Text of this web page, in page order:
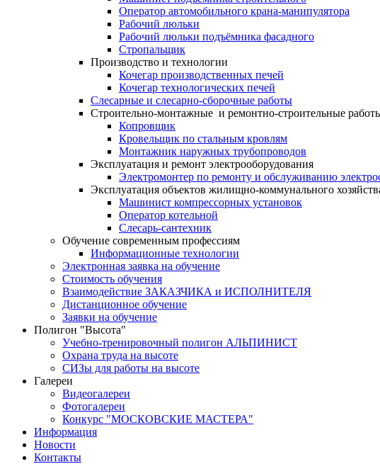
Оператор автомобильного крана-манипулятора
Рабочий люльки
Рабочий люльки подъёмника фасадного
Стропальщик
Производство и технологии
Кочегар производственных печей
Кочегар технологических печей
Слесарные и слесарно-сборочные работы
Строительно-монтажные и ремонтно-строительные
Копровщик
Кровельщик по стальным кровлям
Монтажник наружных трубопроводов
Эксплуатация и ремонт электрооборудования
Электромонтер по ремонту и обслуживанию
Эксплуатация объектов жилищно-коммунального
Машинист компрессорных установок
Оператор котельной
Слесарь-сантехник
Обучение современным профессиям
Информационные технологии
Электронная заявка на обучение
Стоимость обучения
Взаимодействие ЗАКАЗЧИКА и ИСПОЛНИТЕЛЯ
Дистанционное обучение
Заявки на обучение
Полигон "Высота"
Учебно-тренировочный полигон АЛЬПИНИСТ
Охрана труда на высоте
СИЗы для работы на высоте
Галереи
Видеогалереи
Фотогалереи
Конкурс "МОСКОВСКИЕ МАСТЕРА"
Информация
Новости
Контакты